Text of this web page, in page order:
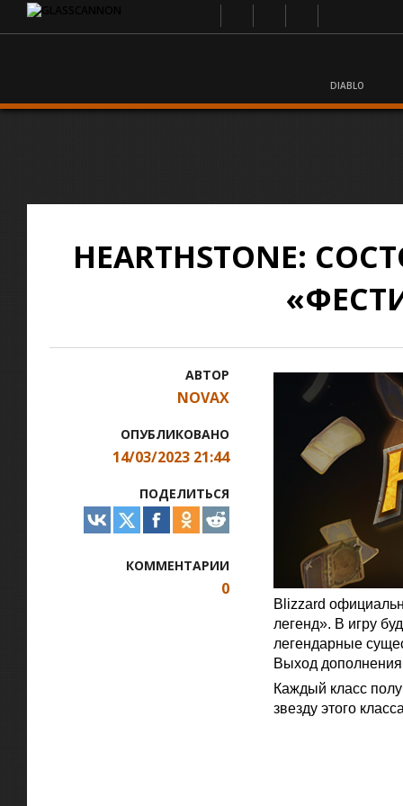
DIABLO
HEARTHSTONE:
АВТОР
NOVAX
ОПУБЛИКОВАНО
14/03/2023 21:44
ПОДЕЛИТЬСЯ
КОММЕНТАРИИ
0
Blizzard
легенд». В игру
легендарные
Выход дополнения
Каждый класс
звезду этого